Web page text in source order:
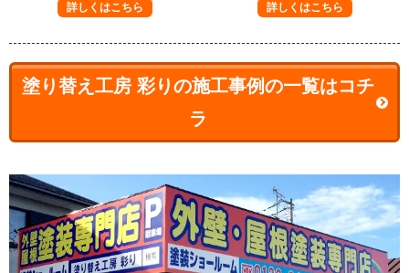
詳しくはこちら
詳しくはこちら
塗り替え工房 彩りの施工事例の一覧はコチ
ラ